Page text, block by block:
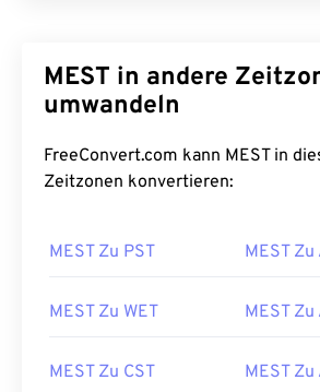
MEST in andere
umwandeln
FreeConvert.com kann MEST in
Zeitzonen konvertieren:
MEST Zu PST MEST Zu
MEST Zu WET MEST Zu
MEST Zu CST MEST Zu